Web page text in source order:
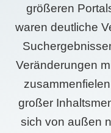
größeren
waren deutliche
Veränderungen
großer
sich von außen